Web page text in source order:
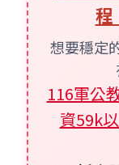
程
想要穩定
116軍公
資59k